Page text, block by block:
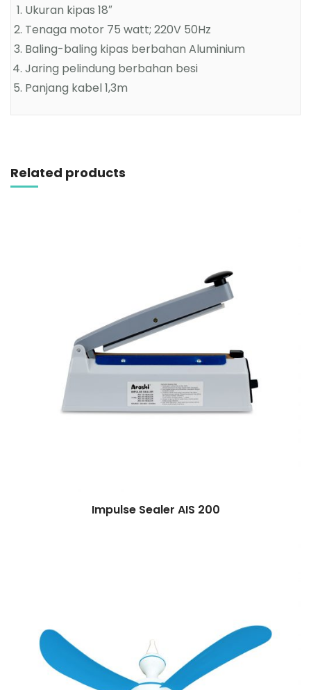
Ukuran kipas 18″
Tenaga motor 75 watt; 220V 50Hz
Baling-baling kipas berbahan Aluminium
Jaring pelindung berbahan besi
Panjang kabel 1,3m
Related products
Impulse Sealer AIS 200